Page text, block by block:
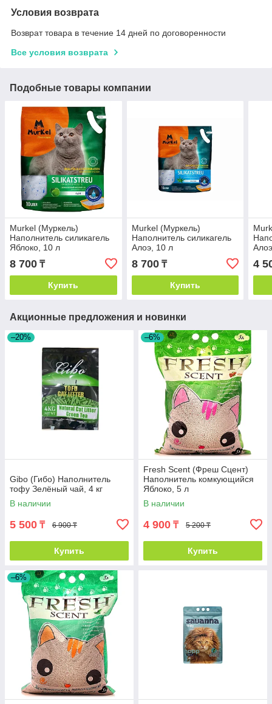
Условия возврата
Возврат товара в течение 14 дней по договоренности
Все условия возврата
Подобные товары компании
Murkel (Муркель)
Наполнитель силикагель
Яблоко, 10 л
8 700 ₸
Купить
Murkel (Муркель)
Наполнитель силикагель
Алоэ, 10 л
8 700₸
Купить
4
Акционные предложения и новинки
–20%
Gibo (Гибо) Наполнитель
тофу Зелёный чай, 4 кг
В наличии
5 500 ₸ 6 900 ₸
Купить
–6%
Fresh Scent (Фреш Сцент)
Наполнитель комкующийся
Яблоко, 5 л
В наличии
4 900 ₸ 5 200 ₸
Купить
–6%